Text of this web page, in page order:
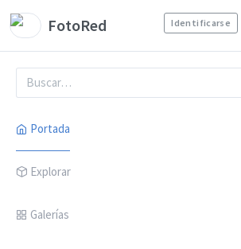
FotoRed Identificarse
Portada
Explorar
Galerías